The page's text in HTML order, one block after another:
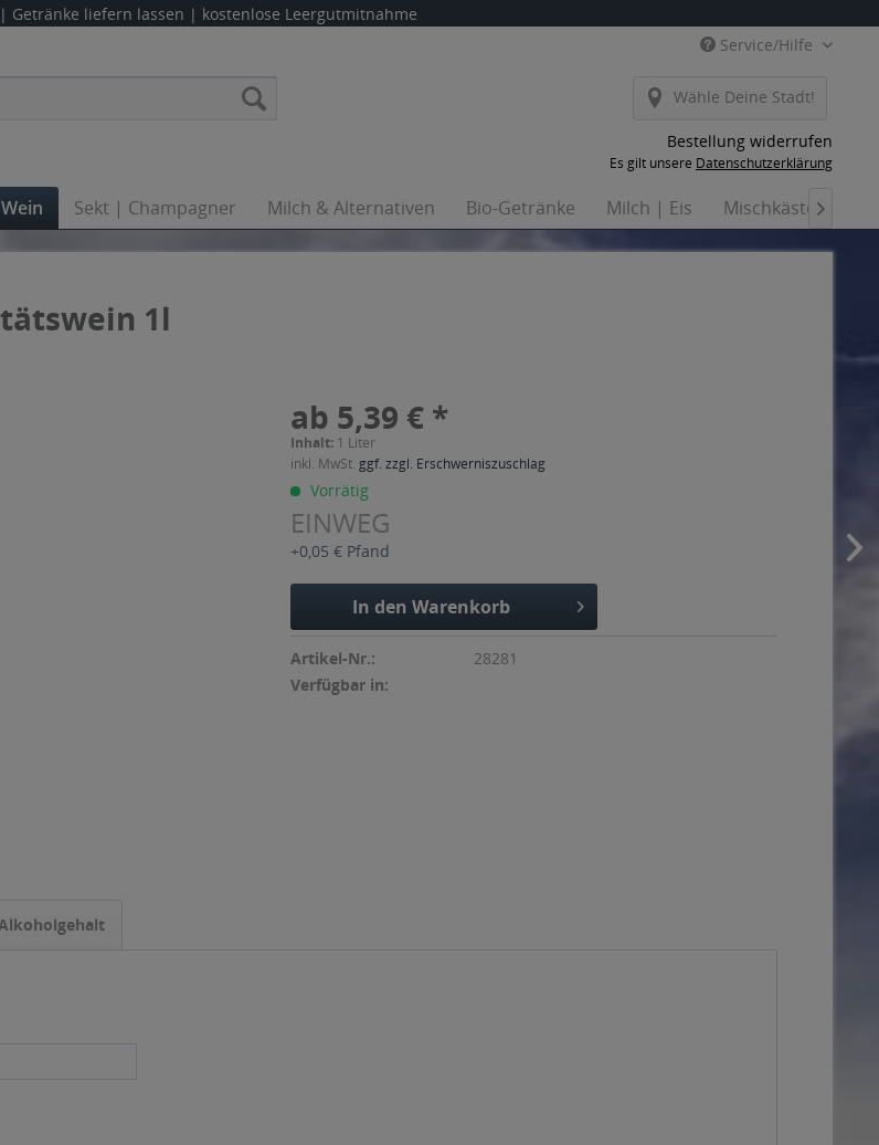
Getränke liefern lassen | kostenlose Leergutmitnahme
Service/Hilfe
Wähle Deine Stadt!
Bestellung widerrufen
Es gilt unsere Datenschutzerklärung
Wein Sekt | Champagner Milch & Alternativen Bio-Getränke Milch | Eis Mischkästen

1l
ab 5,39 € *
Inhalt: 1 Liter
inkl. MwSt. ggf. zzgl. Erschwerniszuschlag
Vorrätig
EINWEG
+0,05 € Pfand
In den Warenkorb
Artikel-Nr.:
28281
Verfügbar in: